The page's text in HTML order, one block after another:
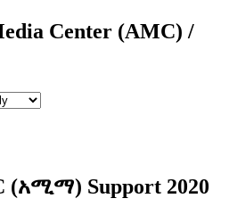
Center (AMC) /
(አሚማ) Support 2020